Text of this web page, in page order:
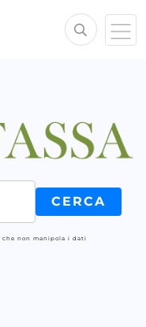
non manipola i dati